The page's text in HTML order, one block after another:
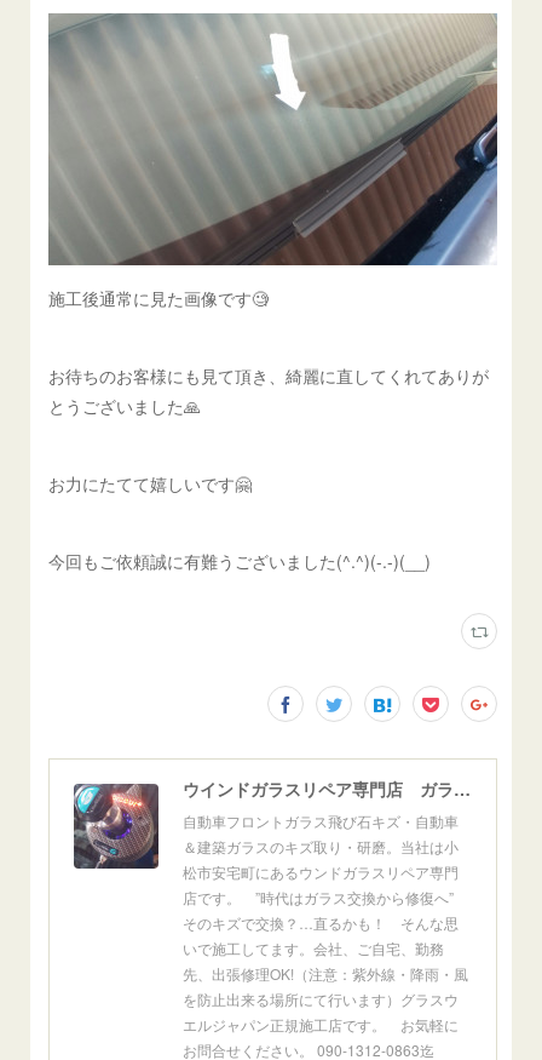
施工後通常に見た画像です🧐
お待ちのお客様にも見て頂き、綺麗に直してくれてありが
とうございました🙏
お力にたてて嬉しいです🤗
今回もご依頼誠に有難うございました(^.^)(-.-)(__)
ウインドガラスリペア専門店 ガラスリペア・ヨシダ グラスウェルドジャパン 正規施工店 小松市
自動車フロントガラス飛び石キズ・自動車
＆建築ガラスのキズ取り・研磨。当社は小
松市安宅町にあるウンドガラスリペア専門
店です。 ”時代はガラス交換から修復へ”
そのキズで交換？…直るかも！ そんな思
いで施工してます。会社、ご自宅、勤務
先、出張修理OK!（注意：紫外線・降雨・風
を防止出来る場所にて行います）グラスウ
エルジャパン正規施工店です。 お気軽に
お問合せください。 090-1312-0863迄